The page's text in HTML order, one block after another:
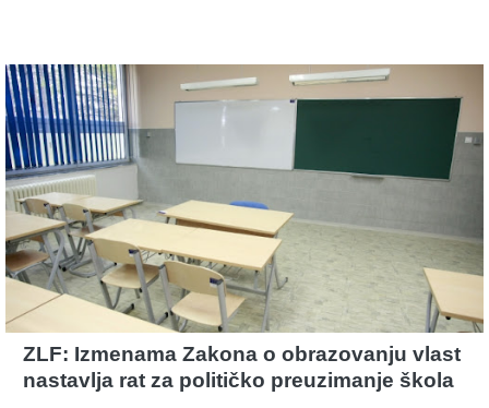
ZLF: Izmenama Zakona o obrazovanju vlast
nastavlja rat za političko preuzimanje škola